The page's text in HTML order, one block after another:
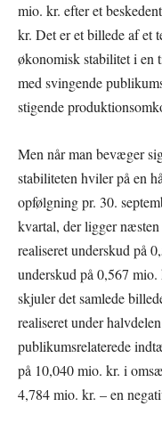
mio. kr. efter et
kr. Det er et billede af et
økonomisk stabilitet i en
med svingende
stigende
Men når man bevæger
stabiliteten hviler på en
opfølgning pr. 30.
kvartal, der ligger
realiseret underskud på
underskud på 0,567
skjuler det samlede
realiseret under
publikumsrelaterede
på 10,040 mio. kr. i
4,784 mio. kr. – en